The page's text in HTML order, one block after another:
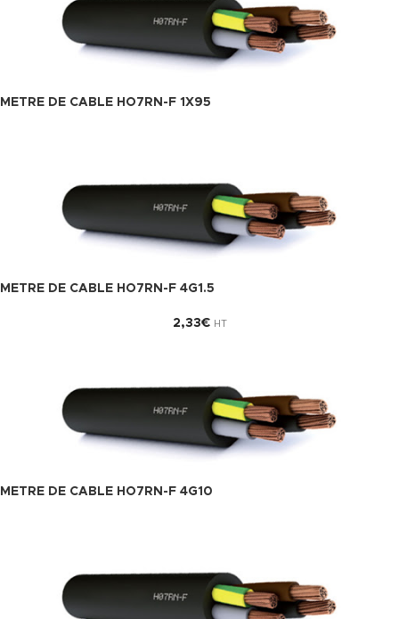
METRE DE CABLE HO7RN-F 1X95
METRE DE CABLE HO7RN-F 4G1.5
2,33€ HT
METRE DE CABLE HO7RN-F 4G10